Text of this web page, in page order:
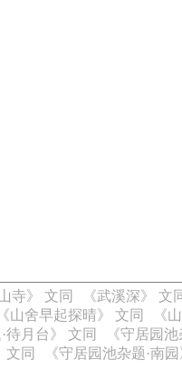
寺》 文同
《武溪深》 文
《山舍早起探晴》 文同
《
待月台》 文同
《守居园
文同
《守居园池杂题·南